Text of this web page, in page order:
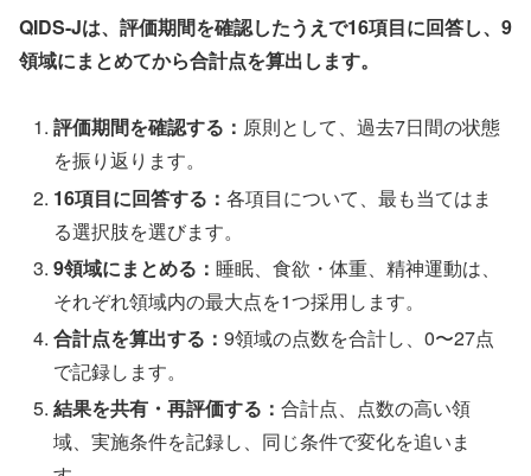
QIDS-Jは、評価期間を確認したうえで16項目に回答し、9
領域にまとめてから合計点を算出します。
評価期間を確認する： 原則として、過去7日間の状態
を振り返ります。
16項目に回答する：各項目について、最も当てはま
る選択肢を選びます。
9領域にまとめる：睡眠、食欲・体重、精神運動は、
それぞれ領域内の最大点を1つ採用します。
合計点を算出する：9領域の点数を合計し、0〜27点
で記録します。
結果を共有・再評価する：合計点、点数の高い領
域、実施条件を記録し、同じ条件で変化を追いま